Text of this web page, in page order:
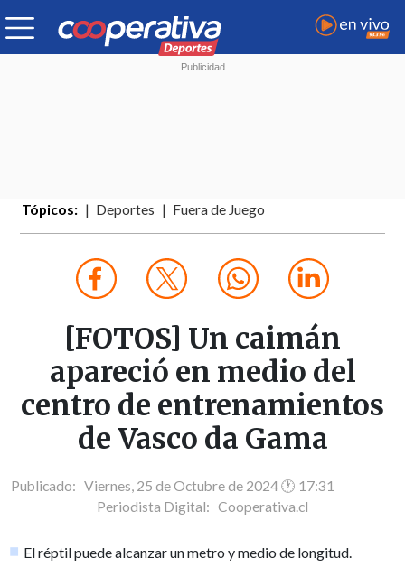
Tópicos: Deportes Fuera de Juego
[FOTOS] Un caimán
apareció en medio del
centro de entrenamientos
de Vasco da Gama
Publicado: Viernes, 25 de Octubre de 2024 🕐 17:31
Periodista Digital: Cooperativa.cl
El réptil puede alcanzar un metro y medio de longitud.